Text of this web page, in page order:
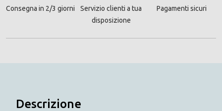
Consegna in 2/3 giorni
Servizio clienti a tua
disposizione
Pagamenti sicuri
Descrizione